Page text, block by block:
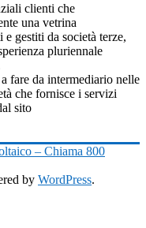
clienti che
una vetrina
gestiti da società terze,
pluriennale
fare da intermediario nelle
che fornisce i servizi
sito
– Chiama 800
by WordPress.